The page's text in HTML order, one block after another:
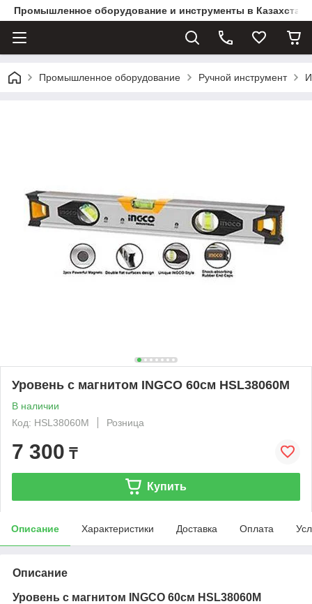
Промышленное оборудование и инструменты в
Промышленное оборудование Ручной инструмент
Уровень с магнитом INGCO 60см HSL38060M
В наличии
Код: HSL38060M
Розница
7 300 ₸
Купить
Описание Характеристики Доставка Оплата
Описание
Уровень с магнитом INGCO 60см HSL38060M